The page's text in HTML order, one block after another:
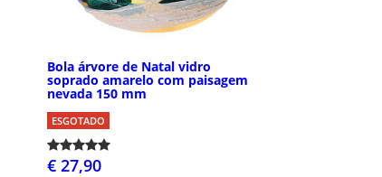
Bola árvore de Natal vidro
soprado amarelo com paisagem
nevada 150 mm
ESGOTADO
€ 27,90